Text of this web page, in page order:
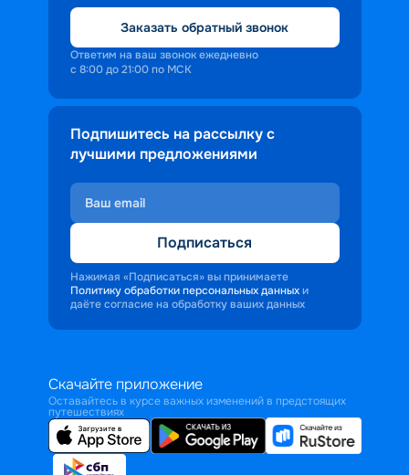
Заказать обратный звонок
Ответим на ваш звонок ежедневно
с 8:00 до 21:00 по МСК
Подпишитесь на рассылку с
лучшими предложениями
Подписаться
Нажимая «Подписаться» вы принимаете
Политику обработки персональных данных и
даёте согласие на обработку ваших данных
Скачайте приложение
Оставайтесь в курсе важных изменений в предстоящих
путешествиях